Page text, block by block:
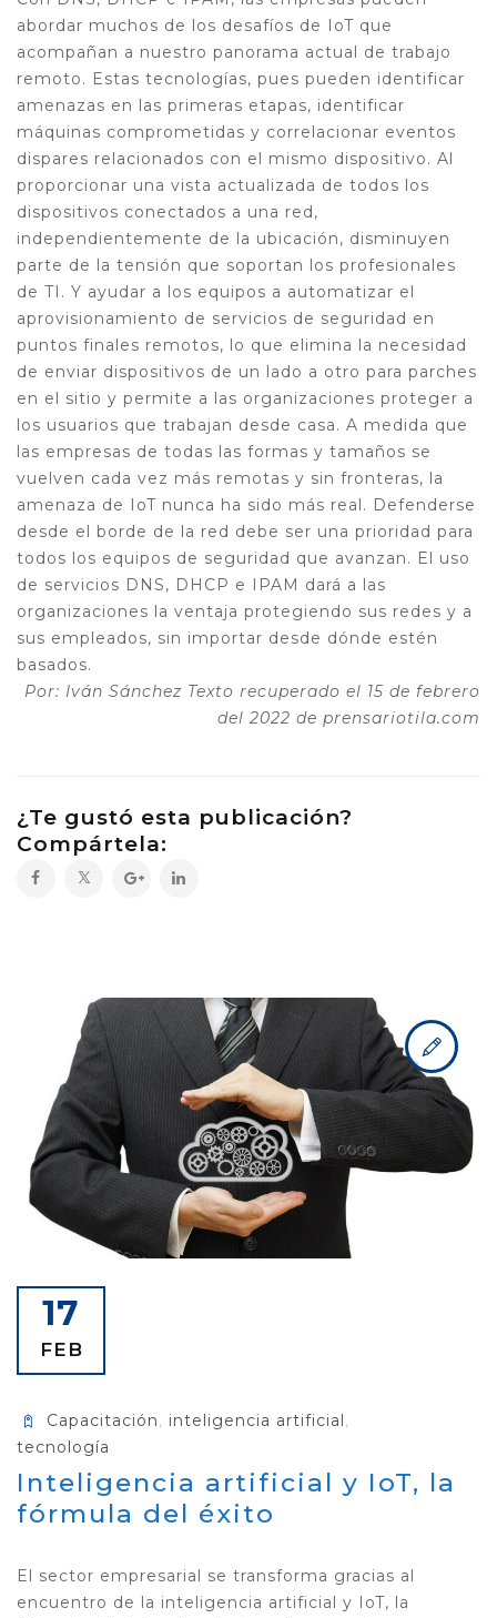
abordar muchos de los desafíos de IoT que
acompañan a nuestro panorama actual de trabajo
remoto. Estas tecnologías, pues pueden identificar
amenazas en las primeras etapas, identificar
máquinas comprometidas y correlacionar eventos
dispares relacionados con el mismo dispositivo. Al
proporcionar una vista actualizada de todos los
dispositivos conectados a una red,
independientemente de la ubicación, disminuyen
parte de la tensión que soportan los profesionales
de TI. Y ayudar a los equipos a automatizar el
aprovisionamiento de servicios de seguridad en
puntos finales remotos, lo que elimina la necesidad
de enviar dispositivos de un lado a otro para parches
en el sitio y permite a las organizaciones proteger a
los usuarios que trabajan desde casa. A medida que
las empresas de todas las formas y tamaños se
vuelven cada vez más remotas y sin fronteras, la
amenaza de IoT nunca ha sido más real. Defenderse
desde el borde de la red debe ser una prioridad para
todos los equipos de seguridad que avanzan. El uso
de servicios DNS, DHCP e IPAM dará a las
organizaciones la ventaja protegiendo sus redes y a
sus empleados, sin importar desde dónde estén
basados.
Por: Iván Sánchez Texto recuperado el 15 de febrero
del 2022 de prensariotila.com
¿Te gustó esta publicación?
Compártela:
17
FEB
Capacitación, inteligencia artificial ,
tecnología
Inteligencia artificial y IoT, la
fórmula del éxito
El sector empresarial se transforma gracias al
encuentro de la inteligencia artificial y IoT, la